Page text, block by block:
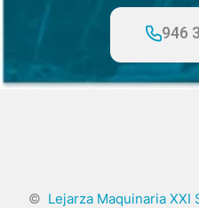
946
© Lejarza Maquinaria XXI